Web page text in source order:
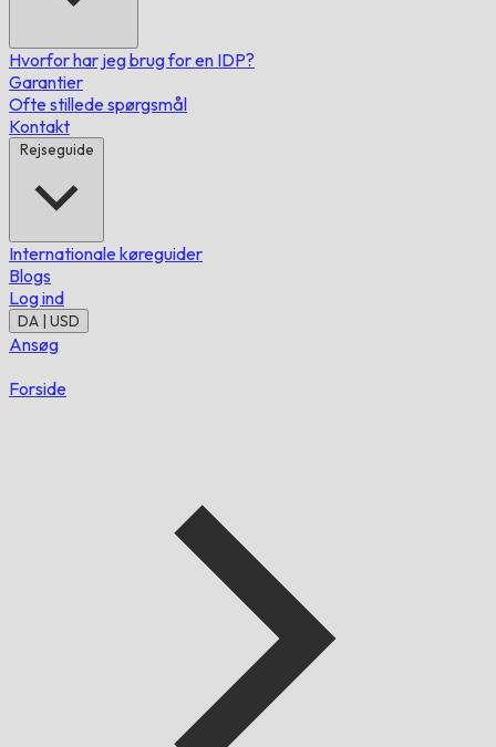
Hvorfor har jeg brug for en IDP?
Garantier
Ofte stillede spørgsmål
Kontakt
Rejseguide
Internationale køreguider
Blogs
Log ind
DA | USD
Ansøg
Forside